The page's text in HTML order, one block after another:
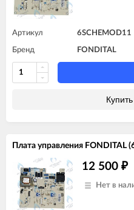
Артикул 6SCHEMOD11
Бренд FONDITAL
Плата управления FONDITAL
12 500 ₽
Нет в